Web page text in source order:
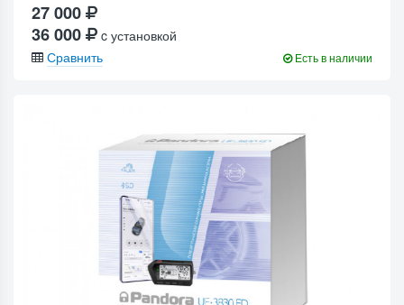
27 000
36 000
c установкой
Сравнить
Есть в наличии